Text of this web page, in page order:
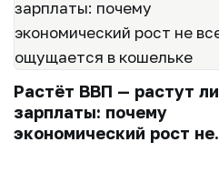
Растёт ВВП — растут ли
зарплаты: почему
экономический рост не